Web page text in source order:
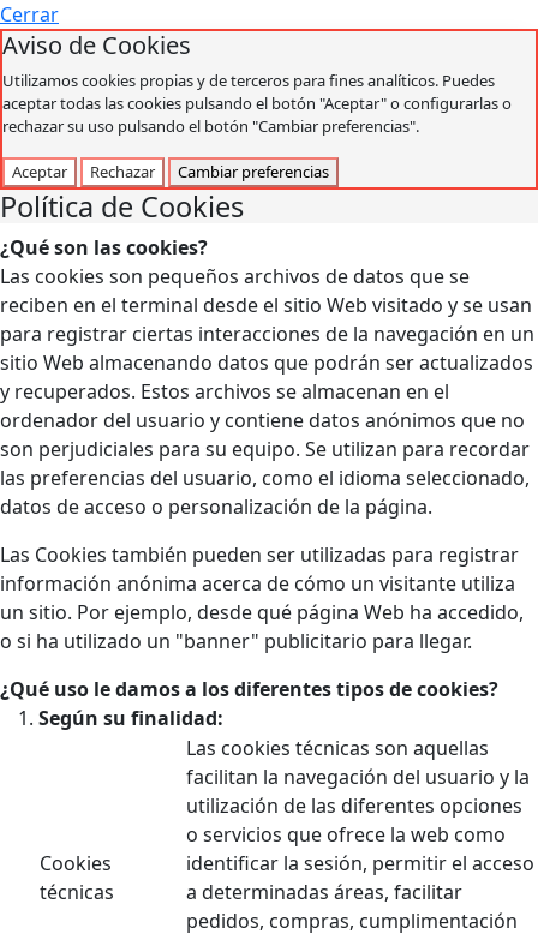
Cerrar
Aviso de Cookies
Utilizamos cookies propias y de terceros para fines analíticos. Puedes
aceptar todas las cookies pulsando el botón "Aceptar" o configurarlas o
rechazar su uso pulsando el botón "Cambiar preferencias".
Aceptar Rechazar Cambiar preferencias
Política de Cookies
¿Qué son las cookies?
Las cookies son pequeños archivos de datos que se
reciben en el terminal desde el sitio Web visitado y se usan
para registrar ciertas interacciones de la navegación en un
sitio Web almacenando datos que podrán ser actualizados
y recuperados. Estos archivos se almacenan en el
ordenador del usuario y contiene datos anónimos que no
son perjudiciales para su equipo. Se utilizan para recordar
las preferencias del usuario, como el idioma seleccionado,
datos de acceso o personalización de la página.
Las Cookies también pueden ser utilizadas para registrar
información anónima acerca de cómo un visitante utiliza
un sitio. Por ejemplo, desde qué página Web ha accedido,
o si ha utilizado un "banner" publicitario para llegar.
¿Qué uso le damos a los diferentes tipos de cookies?
Según su finalidad:
Cookies
técnicas
Las cookies técnicas son aquellas
facilitan la navegación del usuario y la
utilización de las diferentes opciones
o servicios que ofrece la web como
identificar la sesión, permitir el acceso
a determinadas áreas, facilitar
pedidos, compras, cumplimentación